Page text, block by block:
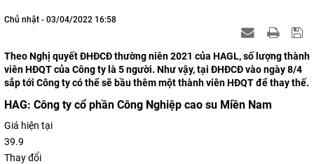
Chủ nhật - 03/04/2022 16:58
Theo Nghị quyết ĐHĐCĐ thường niên 2021 của HAGL, số lượng thành
viên HĐQT của Công ty là 5 người. Như vậy, tại ĐHĐCĐ vào ngày 8/4
sắp tới Công ty có thể sẽ bầu thêm một thành viên HĐQT để thay thế.
HAG: Công ty cổ phần Công Nghiệp cao su Miền Nam
Giá hiện tại
39.9
Thay đổi